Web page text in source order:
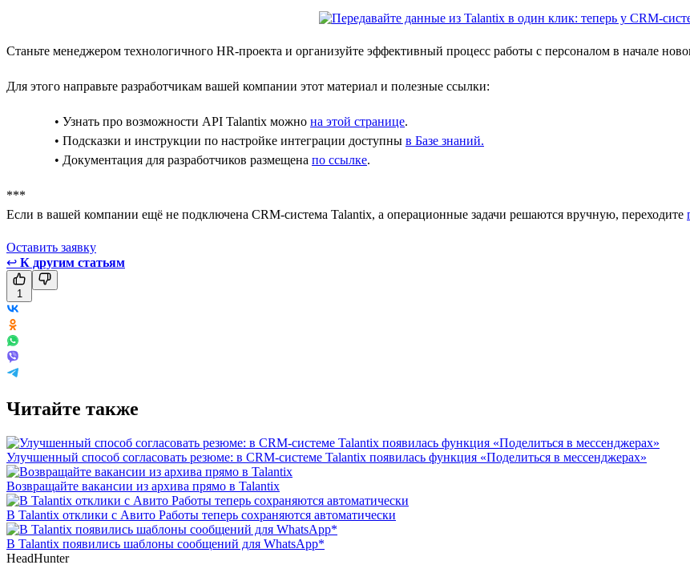
Станьте менеджером технологичного HR-проекта и организуйте эффективный процесс работы с персоналом в начале
Для этого направьте разработчикам вашей компании этот материал и полезные ссылки:
• Узнать про возможности API Talantix можно на этой странице.
• Подсказки и инструкции по настройке интеграции доступны в Базе знаний.
• Документация для разработчиков размещена по ссылке.
***
Если в вашей компании ещё не подключена CRM-система Talantix, а операционные задачи решаются вручную, переходите
Оставить заявкy
↩ К другим статьям
1
Читайте также
Улучшенный способ согласовать резюме: в CRM-системе Talantix появилась функция «Поделиться в мессенджерах»
Возвращайте вакансии из архива прямо в Talantix
В Talantix отклики с Авито Работы теперь сохраняются автоматически
В Talantix появились шаблоны сообщений для WhatsApp*
HeadHunter